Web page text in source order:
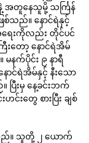
တူနေသူမို့ သင်္ကြန်
စ်သည်။ နောင်ရဲနှင့်
ေးကိုလည်း တိုင်ပင်
တော့ နောင်ရဲအိမ်
မနက်ပိုင်း ၉ နာရီ
င်ရဲအိမ်နှင့် နီးသော
ပြီးမှ နေ့ခင်းဘက်
းတွေ စားပြီး ချစ်
ည်။ သူတို့ ၂ ယောက်